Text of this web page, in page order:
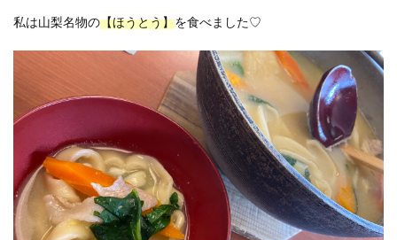
私は山梨名物の【ほうとう】を食べました♡